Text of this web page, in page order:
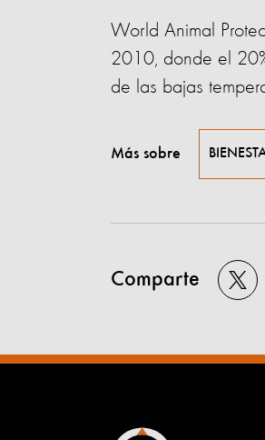
World Animal
2010, donde el
de las bajas
Más sobre
Comparte